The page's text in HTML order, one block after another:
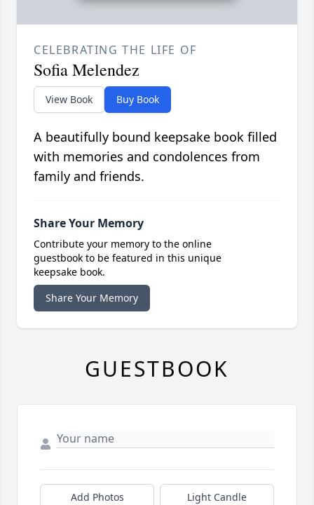
CELEBRATING THE LIFE OF
Sofia Melendez
View Book Buy Book
A beautifully bound keepsake book filled
with memories and condolences from
family and friends.
Share Your Memory
Contribute your memory to the online
guestbook to be featured in this unique
keepsake book.
Share Your Memory
GUESTBOOK
Add Photos Light Candle